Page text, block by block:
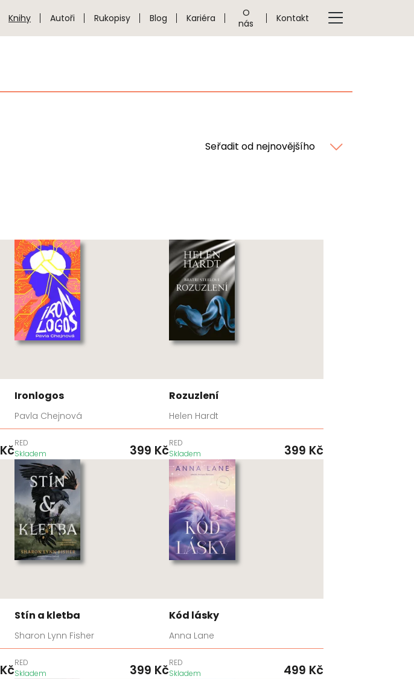
Knihy Autoři Rukopisy Blog Kariéra
O
nás
Kontakt
Seřadit od nejnovějšího
Kč
Ironlogos
Pavla Chejnová
RED
Skladem
399 Kč
Rozuzlení
Helen Hardt
RED
Skladem
399 Kč
Kč
Stín a kletba
Sharon Lynn Fisher
RED
Skladem
399 Kč
Kód lásky
Anna Lane
RED
Skladem
499 Kč